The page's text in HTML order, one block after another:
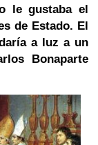
le gustaba el
de Estado. El
a luz a un
Bonaparte